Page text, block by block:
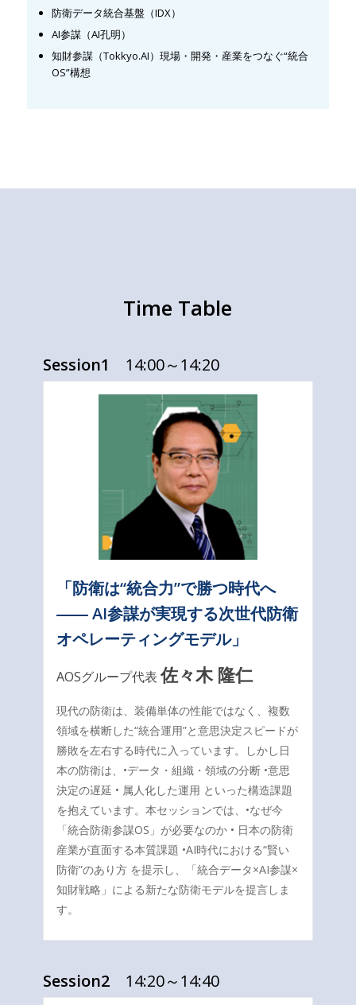
防衛データ統合基盤（IDX）
AI参謀（AI孔明）
知財参謀（Tokkyo.AI）現場・開発・産業をつなぐ“統合
OS”構想
Time Table
Session1 14:00～14:20
「防衛は“統合力”で勝つ時代へ
―― AI参謀が実現する次世代防衛
オペレーティングモデル」
AOSグループ代表 佐々木 隆仁
現代の防衛は、装備単体の性能ではなく、複数
領域を横断した“統合運用”と意思決定スピードが
勝敗を左右する時代に入っています。
しかし日
本の防衛は、•データ・組織・領域の分断 •意思
決定の遅延 • 属人化した運用 といった構造課題
を抱えています。本セッションでは、•なぜ今
「統合防衛参謀OS」が必要なのか • 日本の防衛
産業が直面する本質課題 •AI時代における“賢い
防衛”のあり方 を提示し、「統合データ×AI参謀×
知財戦略」による新たな防衛モデルを提言しま
す。
Session2 14:20～14:40